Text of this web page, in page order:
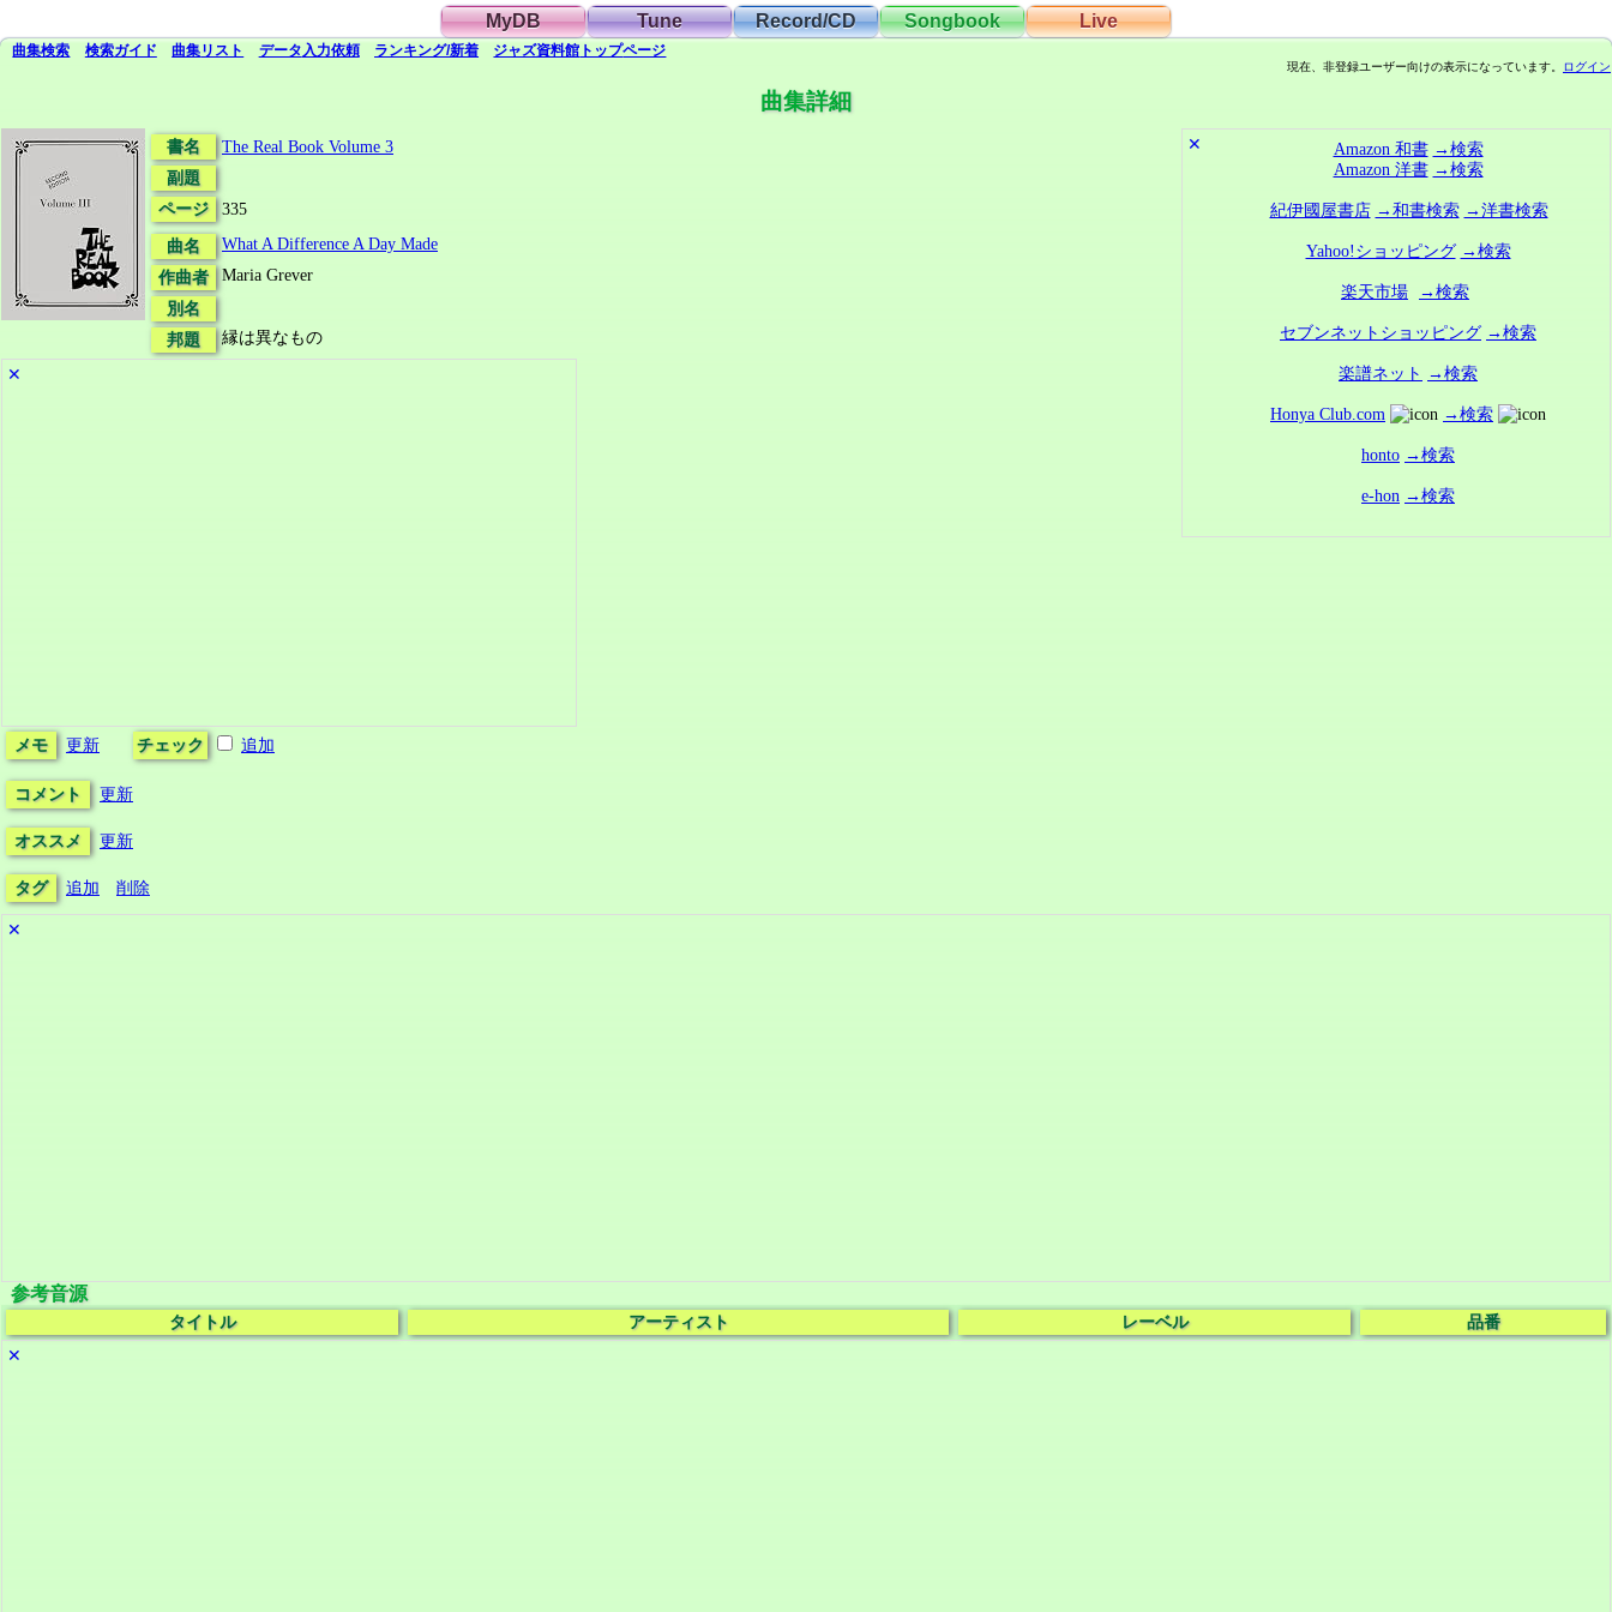
MyDB Tune Record/CD Songbook Live
曲集検索 検索ガイド 曲集リスト データ入力依頼 ランキング/新着 ジャズ資料館 トップページ
現在、非登録ユーザー向けの表示になっています。 ログイン
曲集詳細
書名
The Real Book Volume 3
副題
ページ
335
曲名
What A Difference A Day Made
作曲者
Maria Grever
別名
邦題
縁は異なもの
✕
✕ Amazon 和書 →検索
Amazon 洋書 →検索
紀伊國屋書店 →和書検索 →洋書検索
Yahoo!ショッピング →検索
楽天市場 →検索
セブンネットショッピング →検索
楽譜ネット →検索
Honya Club.com →検索
honto →検索
e-hon →検索
メモ 更新 チェック 追加
コメント 更新
オススメ 更新
タグ 追加 削除
✕
参考音源
タイトル アーティスト レーベル
品番
✕